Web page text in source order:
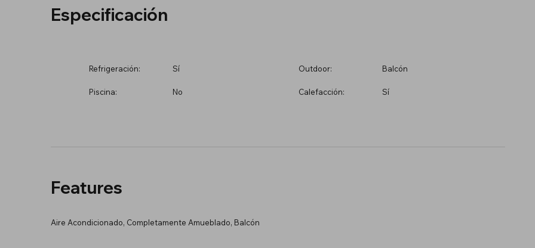
Especificación
Refrigeración: Sí
Piscina: No
Outdoor: Balcón
Calefacción: Sí
Features
Aire Acondicionado, Completamente Amueblado, Balcón